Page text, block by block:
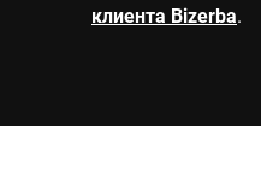
клиента Bizerba.